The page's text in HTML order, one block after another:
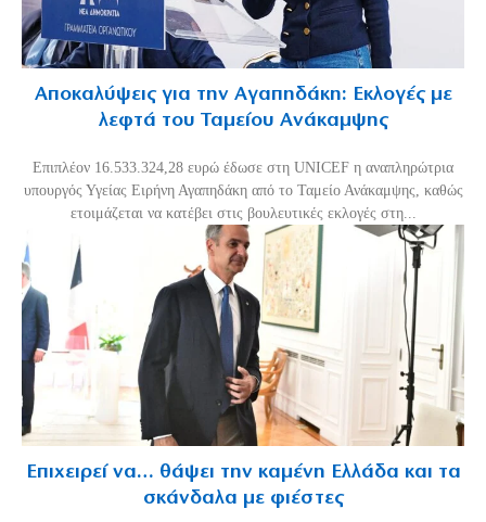
Αποκαλύψεις για την Αγαπηδάκη: Εκλογές με
λεφτά του Ταμείου Ανάκαμψης
Επιπλέον 16.533.324,28 ευρώ έδωσε στη UNICEF η αναπληρώτρια
υπουργός Υγείας Ειρήνη Αγαπηδάκη από το Ταμείο Ανάκαμψης, καθώς
ετοιμάζεται να κατέβει στις βουλευτικές εκλογές στη...
Επιχειρεί να… θάψει την καμένη Ελλάδα και τα
σκάνδαλα με φιέστες